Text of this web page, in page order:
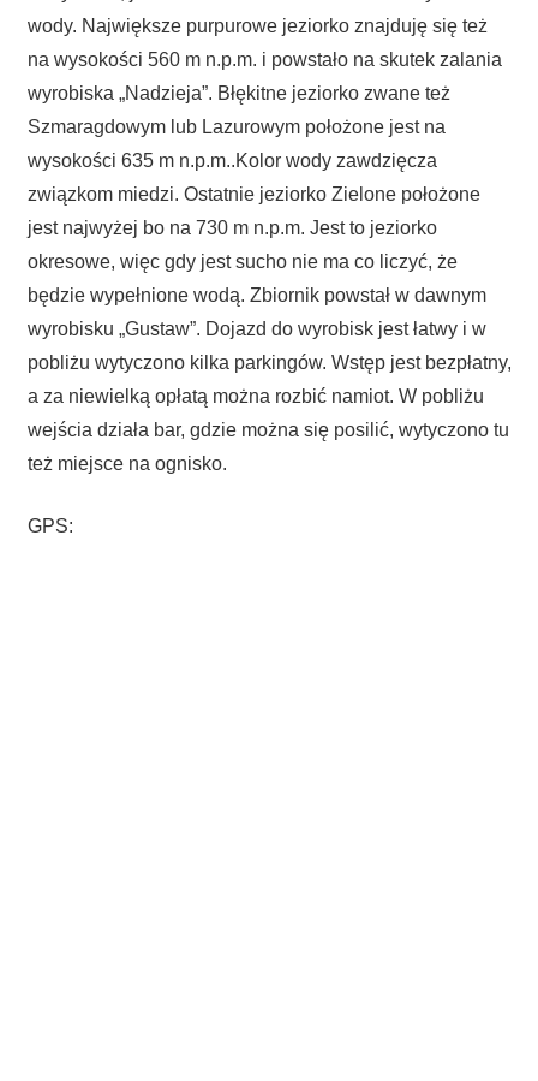
wody. Największe purpurowe jeziorko znajduję się też
na wysokości 560 m n.p.m. i powstało na skutek zalania
wyrobiska „Nadzieja”. Błękitne jeziorko zwane też
Szmaragdowym lub Lazurowym położone jest na
wysokości 635 m n.p.m..Kolor wody zawdzięcza
związkom miedzi. Ostatnie jeziorko Zielone położone
jest najwyżej bo na 730 m n.p.m. Jest to jeziorko
okresowe, więc gdy jest sucho nie ma co liczyć, że
będzie wypełnione wodą. Zbiornik powstał w dawnym
wyrobisku „Gustaw”. Dojazd do wyrobisk jest łatwy i w
pobliżu wytyczono kilka parkingów. Wstęp jest bezpłatny,
a za niewielką opłatą można rozbić namiot. W pobliżu
wejścia działa bar, gdzie można się posilić, wytyczono tu
też miejsce na ognisko.
GPS: